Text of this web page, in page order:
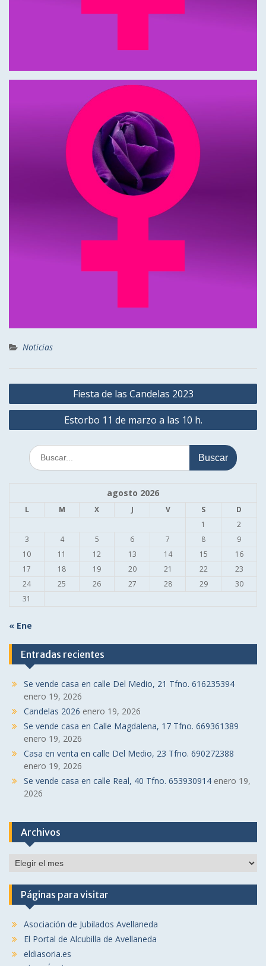
Noticias
Navegación
de
Fiesta de las Candelas 2023
Estorbo 11 de marzo a las 10 h.
Buscar:
agosto 2026
L M X J V S
D
1
2
3
4 5 6 7 8
9
10
11 12 13 14 15
16
17
18 19 20 21 22
23
24
25 26 27 28 29
30
31
« Ene
Entradas recientes
Se vende casa en calle Del Medio, 21 Tfno. 616235394
enero 19, 2026
Candelas 2026 enero 19, 2026
Se vende casa en Calle Magdalena, 17 Tfno. 669361389
enero 19, 2026
Casa en venta en calle Del Medio, 23 Tfno. 690272388
enero 19, 2026
Se vende casa en calle Real, 40 Tfno. 653930914 enero 19,
2026
Archivos
Archivos
Páginas para visitar
Asociación de Jubilados Avellaneda
El Portal de Alcubilla de Avellaneda
eldiasoria.es